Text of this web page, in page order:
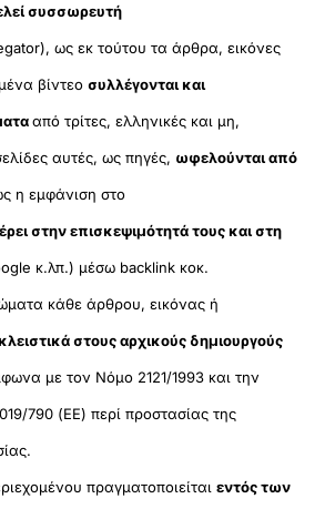
συσσωρευτή
ως εκ τούτου τα άρθρα, εικόνες
βίντεοσυλλέγονται και
από τρίτες, ελληνικές και μη,
αυτές, ως πηγές, ωφελούνται από
η εμφάνιση στο
στην επισκεψιμότητά τους και στη
κ.λπ.) μέσω backlink κοκ.
κάθε άρθρου, εικόνας ή
στους αρχικούς δημιουργούς
με τον Νόμο 2121/1993 και την
790 (ΕΕ) περί προστασίας της
πραγματοποιείταιεντός των